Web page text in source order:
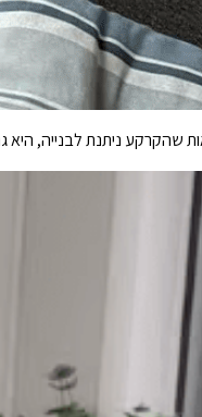
שהקרקע ניתנת לבנייה, היא